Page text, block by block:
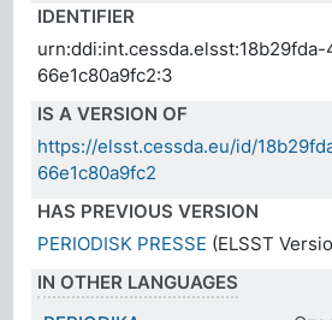
IDENTIFIER
66e1c80a9fc2:3
IS A VERSION OF
https://elsst.cessda.eu/id/
66e1c80a9fc2
HAS PREVIOUS VERSION
PERIODISK PRESSE (ELSST
IN OTHER LANGUAGES